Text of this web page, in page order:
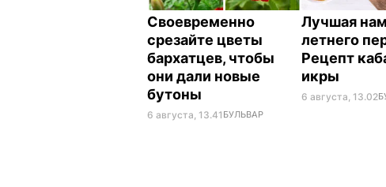
Своевременно
срезайте цветы
бархатцев, чтобы
они дали новые
бутоны
6 августа, 13.41 БУЛЬВАР
Лучшая
летнего
Рецепт
икры
6 августа, 13.02